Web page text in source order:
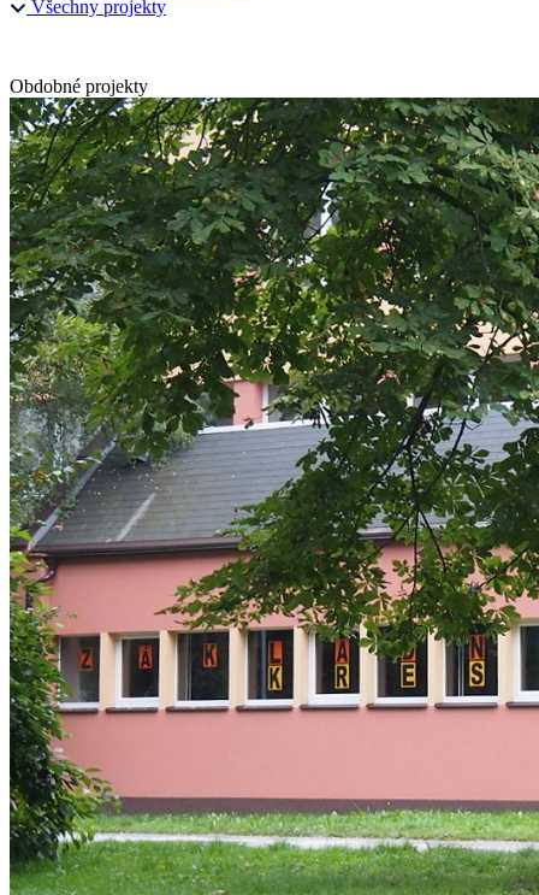
Všechny projekty
Obdobné projekty